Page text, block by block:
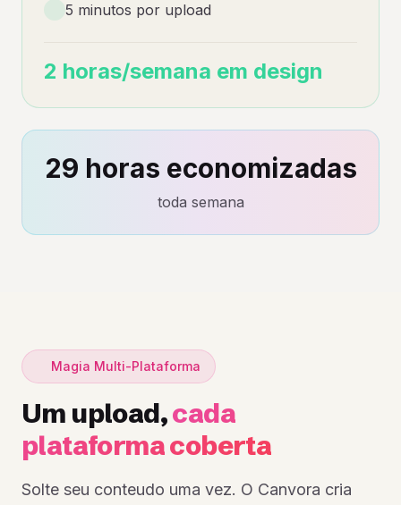
5 minutos por upload
2 horas/semana em design
29 horas economizadas
toda semana
Magia Multi-Plataforma
Um upload,cada
plataforma coberta
Solte seu conteudo uma vez. O Canvora cria